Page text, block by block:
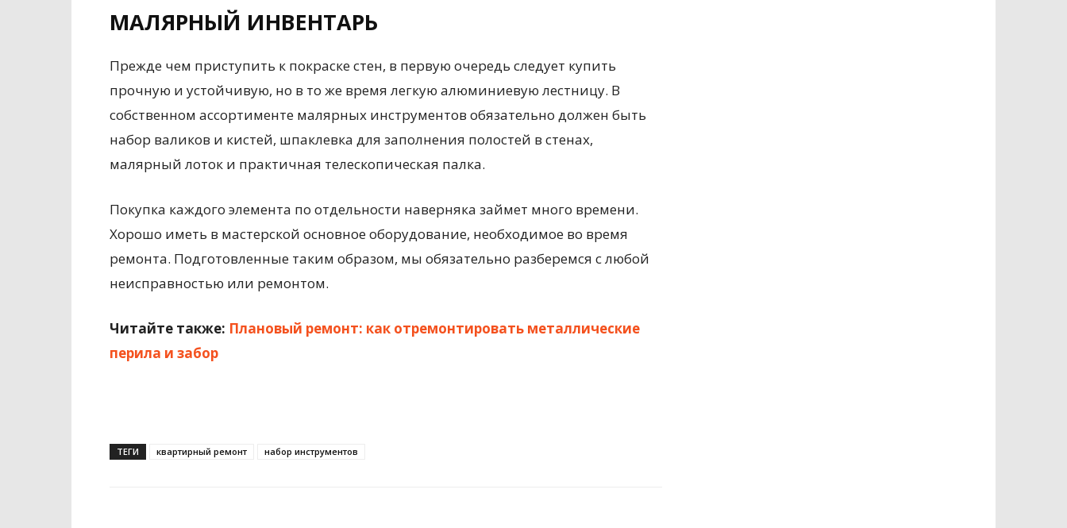
МАЛЯРНЫЙ ИНВЕНТАРЬ
Прежде чем приступить к покраске стен, в первую очередь следует купить
прочную и устойчивую, но в то же время легкую алюминиевую лестницу. В
собственном ассортименте малярных инструментов обязательно должен быть
набор валиков и кистей, шпаклевка для заполнения полостей в стенах,
малярный лоток и практичная телескопическая палка.
Покупка каждого элемента по отдельности наверняка займет много времени.
Хорошо иметь в мастерской основное оборудование, необходимое во время
ремонта. Подготовленные таким образом, мы обязательно разберемся с любой
неисправностью или ремонтом.
Читайте также: Плановый ремонт: как отремонтировать металлические
перила и забор
ТЕГИ квартирный ремонт набор инструментов